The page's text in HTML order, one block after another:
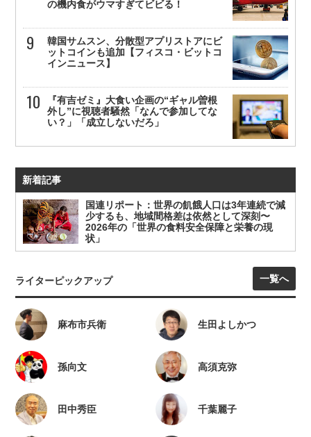
の機内食がウマすぎてビビる！
韓国サムスン、分散型アプリストアにビ
ットコインも追加【フィスコ・ビットコ
インニュース】
『有吉ゼミ』大食い企画の“ギャル曽根
外し”に視聴者騒然「なんで参加してな
い？」「成立しないだろ」
新着記事
国連リポート：世界の飢餓人口は3年連続で減
少するも、地域間格差は依然として深刻〜
2026年の「世界の食料安全保障と栄養の現
状」
ライターピックアップ 一覧へ
麻布市兵衛 生田よしかつ
孫向文 高須克弥
田中秀臣 千葉麗子